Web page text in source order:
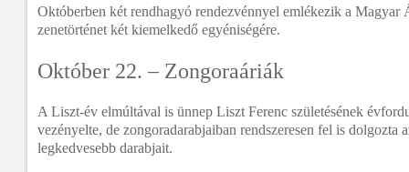
Októberben két rendhagyó rendezvénnyel emlékezik a Magyar
zenetörténet két kiemelkedő egyéniségére.
Október 22. – Zongoraáriák
A Liszt-év elmúltával is ünnep Liszt Ferenc születésének
vezényelte, de zongoradarabjaiban rendszeresen fel is dolgozta
legkedvesebb darabjait.